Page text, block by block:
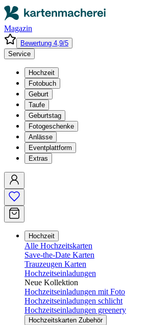
Magazin
Bewertung 4,9/5
Service
Hochzeit
Fotobuch
Geburt
Taufe
Geburtstag
Fotogeschenke
Anlässe
Eventplattform
Extras
Hochzeit
Alle Hochzeitskarten
Save-the-Date Karten
Trauzeugen Karten
Hochzeitseinladungen
Neue Kollektion
Hochzeitseinladungen mit Foto
Hochzeitseinladungen schlicht
Hochzeitseinladungen greenery
Hochzeitskarten Zubehör